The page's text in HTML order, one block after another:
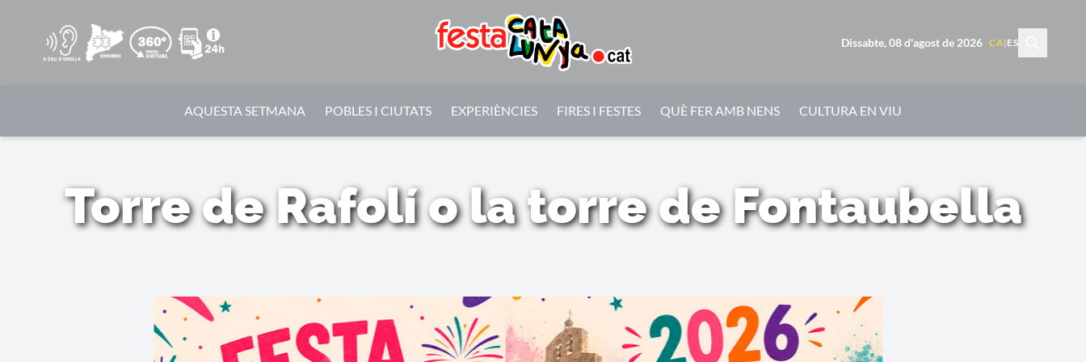
Dissabte, 08 d'agost de 2026 CA| ES
AQUESTA SETMANA POBLES I CIUTATS EXPERIÈNCIES FIRES I FESTES QUÈ FER AMB NENS CULTURA EN VIU
Torre de Rafolí o la torre de Fontaubella